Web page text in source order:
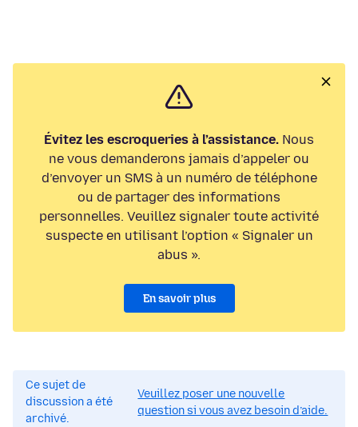
Évitez les escroqueries à l’assistance. Nous
ne vous demanderons jamais d’appeler ou
d’envoyer un SMS à un numéro de téléphone
ou de partager des informations
personnelles. Veuillez signaler toute activité
suspecte en utilisant l’option « Signaler un
abus ».
En savoir plus
Ce sujet de
discussion a été
archivé.
Veuillez poser une nouvelle
question si vous avez besoin d’aide.